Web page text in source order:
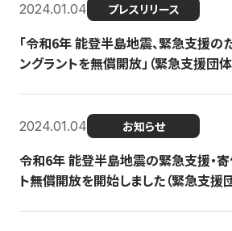
2024.01.04 プレスリリース
「令和6年 能登半島地震、緊急支援の
ングラントを無償開放」（緊急支援団体
2024.01.04 お知らせ
令和6年 能登半島地震の緊急支援・
ト無償開放を開始しました（緊急支援